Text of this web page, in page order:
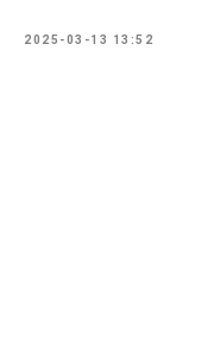
2025-03-13 13:52